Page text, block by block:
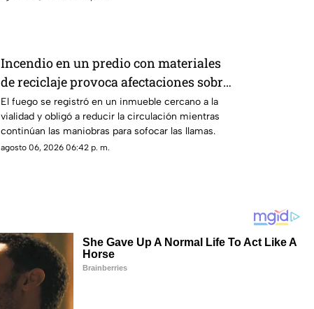
Incendio en un predio con materiales
de reciclaje provoca afectaciones sobre
la carretera 57
El fuego se registró en un inmueble cercano a la
vialidad y obligó a reducir la circulación mientras
continúan las maniobras para sofocar las llamas.
agosto 06, 2026 06:42 p. m.